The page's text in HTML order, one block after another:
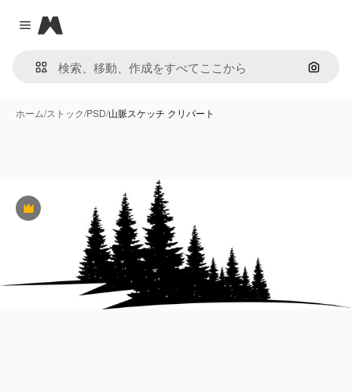
Close menu
Magnific
画像で
ホーム/ストック/PSD/山脈スケッチ クリパート
Premium